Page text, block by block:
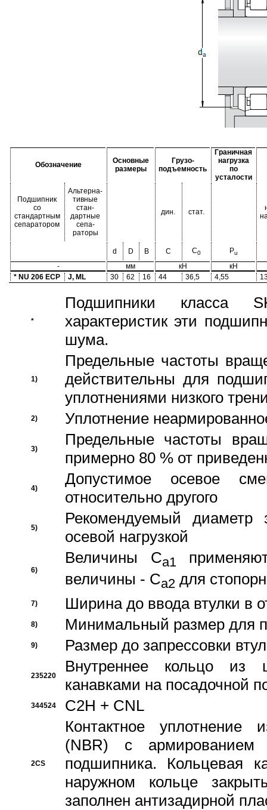
Обозначение
Основные
размеры
Грузо-
подъемность
Граничная
нагрузка
по
усталости
Подшипник
со
стандартным
сепаратором
Альтерна-
тивные
стан-
дартные
сепа-
раторы
дин. стат.
d D B C C0 Pu
- мм кН
кН
* NU 206 ECP
J, ML 30 62 16 44 36,5 4,55
*
Подшипники класса
характеристик эти
шума.
1)
Предельные частоты
действительны для
уплотнениями низкого
2) Уплотнение
3)
Предельные частоты
примерно 80 % от
4)
Допустимое осевое
относительно другого
5)
Рекомендуемый диаметр
осевой нагрузкой
6)
Величины Ca1
величины - Ca2 для
7) Ширина до ввода втулки в
8) Минимальный размер для
9) Размер до запрессовки
235220
Внутреннее кольцо из
канавками на посадочной
344524 C2H + CNL
2CS
Контактное уплотнение
(NBR) с
подшипника. Кольцевая
наружном кольце
заполнен антизадирной